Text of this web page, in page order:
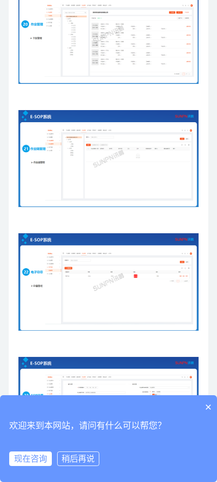
×
欢迎来到本网站，请问有什么可以帮您？
现在咨询 稍后再说